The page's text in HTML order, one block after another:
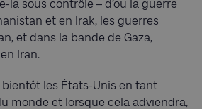
là sous contrôle – d’où la guerre
et en Irak, les guerres
et dans la bande de Gaza,
Iran.
bientôt les États-Unis en tant
monde et lorsque cela adviendra,